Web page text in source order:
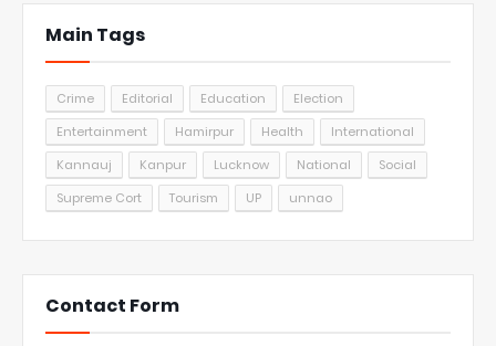
Main Tags
Crime Editorial Education
Election
Entertainment
Hamirpur Health
International
Kannauj
Kanpur Lucknow National
Social
Supreme Cort
Tourism UP unnao
Contact Form